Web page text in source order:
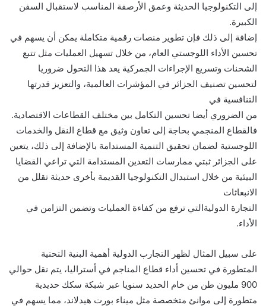
إلى التكنولوجيا الحديثة وعمق الأرصفة المناسب لاستقبال السفن
الكبيرة.
إضافة إلى ذلك فإن تطوير منصات رقمية متكاملة يمكن أن يسهم في
تحسين الأداء اللوجستي العام، من خلال تسهيل العمليات مثل تتبع
الشحنات وتسريع الإجراءات الجمركية يعد هذا التحول ضروريا
لتحسين تصنيف الجزائر في المؤشرات العالمية، والتعزيز قدرتها
التنافسية في
من الضروري أيضا تحسين التكامل بين مختلف القطاعات الاقتصادية.
فالقطاع المنجمي بحاجة إلى تعاون وثيق مع قطاع النقل والخدمات
اللوجستية لضمان تحقيق التنمية المستدامة بالإضافة إلى ذلك، يتعين
على الجزائر ثبتي ممارسات التعدين المستدامة التي تراعي القضايا
البيئية من خلال استبدال التكنولوجيا القديمة بأخرى حديثة تقلل من
الانبعاثات
التجارة الدوليةالتي ترفع من كفاءة العمليات وتضمن التزامن في
الأداء.
على سبيل المثال لظهر التجارب الدولية أهمية البنية التحتية
المتطورة في تحسين أداء قطاع المناجم في أستراليا، يتم نقل حوالي
900 مليون طن من خام الحديد سنويا عبر شبكة سكك حديدية
متطورة إلى موانئ متخصصة مثل ميناء بورت هيدلاند، مما يسهم في